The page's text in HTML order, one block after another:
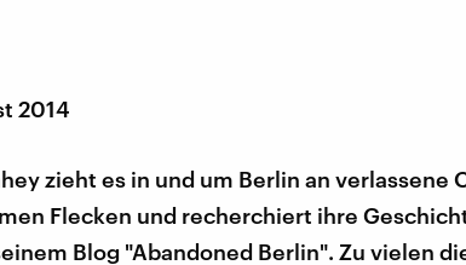
2014
zieht es in und um Berlin an verlassene
Flecken und recherchiert ihre
Blog "Abandoned Berlin". Zu vielen